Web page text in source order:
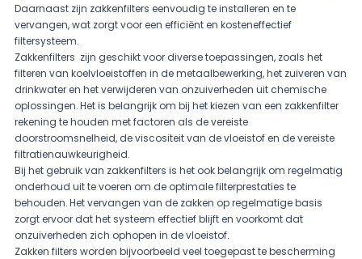
Daarnaast zijn zakkenfilters eenvoudig te installeren en te
vervangen, wat zorgt voor een efficiënt en kosteneffectief
filtersysteem.
Zakkenfilters zijn geschikt voor diverse toepassingen, zoals het
filteren van koelvloeistoffen in de metaalbewerking, het zuiveren van
drinkwater en het verwijderen van onzuiverheden uit chemische
oplossingen. Het is belangrijk om bij het kiezen van een zakkenfilter
rekening te houden met factoren als de vereiste
doorstroomsnelheid, de viscositeit van de vloeistof en de vereiste
filtratienauwkeurigheid.
Bij het gebruik van zakkenfilters is het ook belangrijk om regelmatig
onderhoud uit te voeren om de optimale filterprestaties te
behouden. Het vervangen van de zakken op regelmatige basis
zorgt ervoor dat het systeem effectief blijft en voorkomt dat
onzuiverheden zich ophopen in de vloeistof.
Zakken filters worden bijvoorbeeld veel toegepast te bescherming